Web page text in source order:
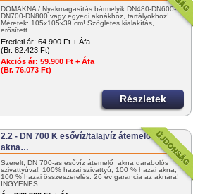
DÓMAKNA / Nyakmagasítás bármelyik DN480-DN600-
DN700-DN800 vagy egyedi aknákhoz, tartályokhoz!
Méretek: 105x105x39 cm! Szögletes kialakítás,
erősített…
Eredeti ár: 64.900 Ft + Áfa
(Br. 82.423 Ft)
Akciós ár: 59.900 Ft + Áfa
(Br. 76.073 Ft)
Részletek
2.2 - DN 700 K esővíz/talajvíz átemelő
akna…
Szerelt, DN 700-as esővíz átemelő akna darabolós
szivattyúval! 100% hazai szivattyú; 100 % hazai akna;
100 % hazai összeszerelés. 26 év garancia az aknára!
INGYENES…